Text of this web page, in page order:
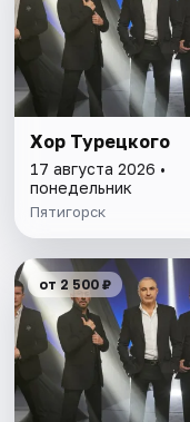
Хор Турецкого
17 августа 2026 •
понедельник
Пятигорск
от 2 500 ₽